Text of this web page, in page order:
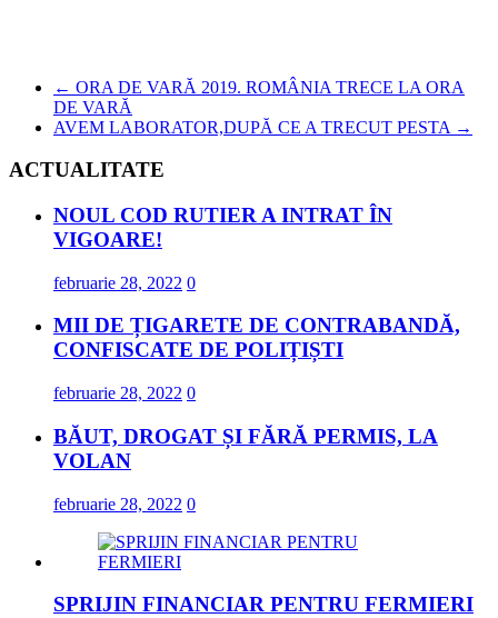
← ORA DE VARĂ 2019. ROMÂNIA TRECE LA ORA
DE VARĂ
AVEM LABORATOR,DUPĂ CE A TRECUT PESTA →
ACTUALITATE
NOUL COD RUTIER A INTRAT ÎN
VIGOARE!
februarie 28, 2022 0
MII DE ȚIGARETE DE CONTRABANDĂ,
CONFISCATE DE POLIȚIȘTI
februarie 28, 2022 0
BĂUT, DROGAT ȘI FĂRĂ PERMIS, LA
VOLAN
februarie 28, 2022 0
SPRIJIN FINANCIAR PENTRU FERMIERI